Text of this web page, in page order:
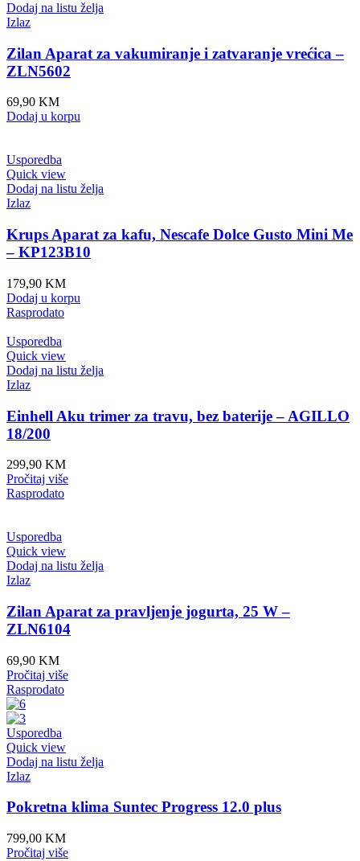
Dodaj na listu želja
Izlaz
Zilan Aparat za vakumiranje i zatvaranje vrećica –
ZLN5602
69,90 KM
Dodaj u korpu
Usporedba
Quick view
Dodaj na listu želja
Izlaz
Krups Aparat za kafu, Nescafe Dolce Gusto Mini Me
– KP123B10
179,90 KM
Dodaj u korpu
Rasprodato
Usporedba
Quick view
Dodaj na listu želja
Izlaz
Einhell Aku trimer za travu, bez baterije – AGILLO
18/200
299,90 KM
Pročitaj više
Rasprodato
Usporedba
Quick view
Dodaj na listu želja
Izlaz
Zilan Aparat za pravljenje jogurta, 25 W –
ZLN6104
69,90 KM
Pročitaj više
Rasprodato
Usporedba
Quick view
Dodaj na listu želja
Izlaz
Pokretna klima Suntec Progress 12.0 plus
799,00 KM
Pročitaj više